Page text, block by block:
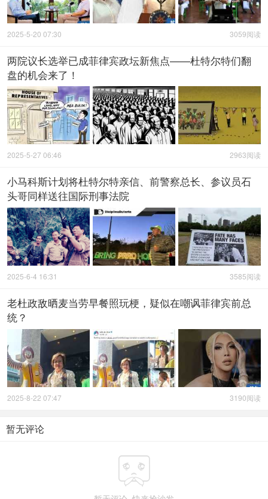
3059阅读
2025-5-20 07:30
两院议长选举已成菲律宾政坛新焦点——杜特尔特们翻
盘的机会来了！
2963阅读
2025-5-27 06:46
小马科斯计划将杜特尔特亲信、前警察总长、参议员石
头哥同样送往国际刑事法院
3585阅读
2025-6-4 16:31
老杜政敌晒麦当劳早餐照玩梗，疑似在嘲讽菲律宾前总
统？
3190阅读
2025-8-22 07:47
暂无评论
